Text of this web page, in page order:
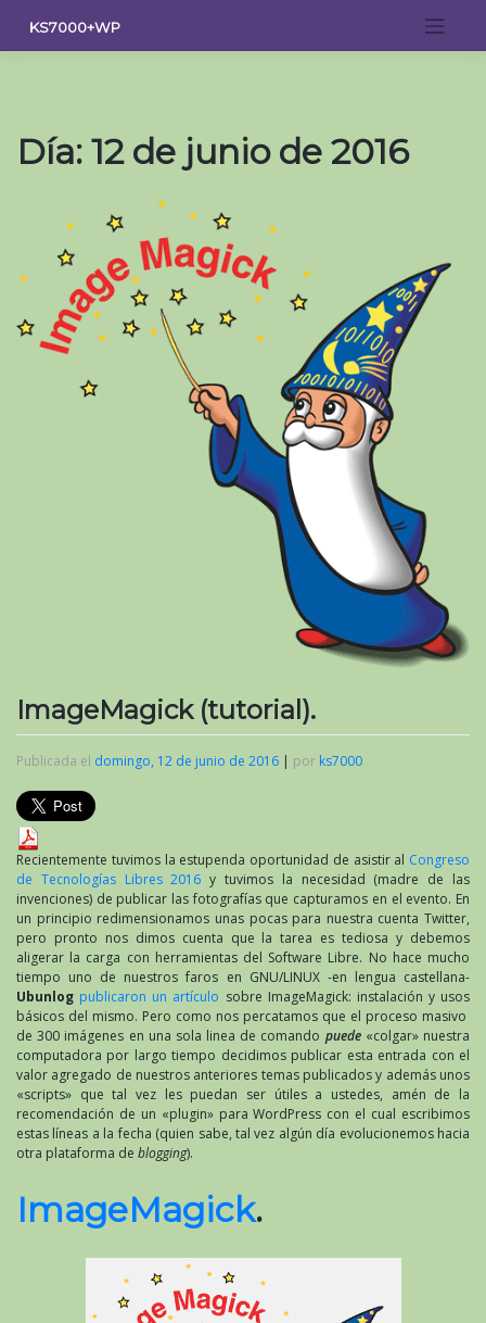
contenido
KS7000+WP
Día: 12 de junio de 2016
ImageMagick (tutorial).
Publicada el domingo, 12 de junio de 2016 | por ks7000
Recientemente tuvimos la estupenda oportunidad de asistir al Congreso
de Tecnologías Libres 2016 y tuvimos la necesidad (madre de las
invenciones) de publicar las fotografías que capturamos en el evento. En
un principio redimensionamos unas pocas para nuestra cuenta Twitter,
pero pronto nos dimos cuenta que la tarea es tediosa y debemos
aligerar la carga con herramientas del Software Libre. No hace mucho
tiempo uno de nuestros faros en GNU/LINUX -en lengua castellana-
Ubunlog publicaron un artículo sobre ImageMagick: instalación y usos
básicos del mismo. Pero como nos percatamos que el proceso masivo
de 300 imágenes en una sola linea de comando puede «colgar» nuestra
computadora por largo tiempo decidimos publicar esta entrada con el
valor agregado de nuestros anteriores temas publicados y además unos
«scripts» que tal vez les puedan ser útiles a ustedes, amén de la
recomendación de un «plugin» para WordPress con el cual escribimos
estas líneas a la fecha (quien sabe, tal vez algún día evolucionemos hacia
otra plataforma de blogging).
ImageMagick.